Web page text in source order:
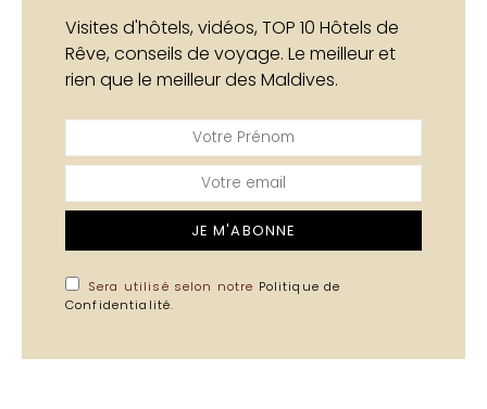
Visites d'hôtels, vidéos, TOP 10 Hôtels de
Rêve, conseils de voyage. Le meilleur et
rien que le meilleur des Maldives.
JE M'ABONNE
Sera utilisé selon notre Politique de
Confidentialité.